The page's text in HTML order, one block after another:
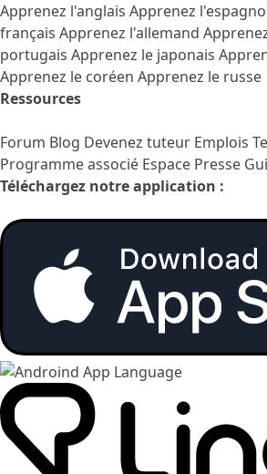
Apprenez l'anglais Apprenez
français Apprenez l'allemand
portugais Apprenez le japonais
Apprenez le coréen Apprenez le russe
Ressources
Forum Blog Devenez tuteur Emplois
Programme associé Espace Presse
Téléchargez notre application :